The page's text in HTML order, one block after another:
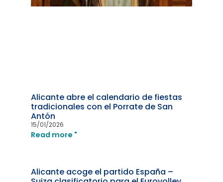
Alicante abre el calendario de fiestas
tradicionales con el Porrate de San
Antón
15/01/2026
Read more "
Alicante acoge el partido España –